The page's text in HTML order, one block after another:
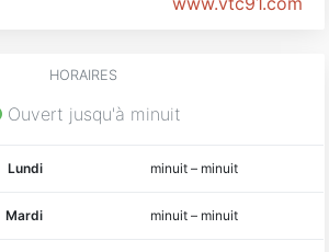
HORAIRES
Ouvert jusqu'à minuit
Lundi minuit – minuit
Mardi minuit – minuit